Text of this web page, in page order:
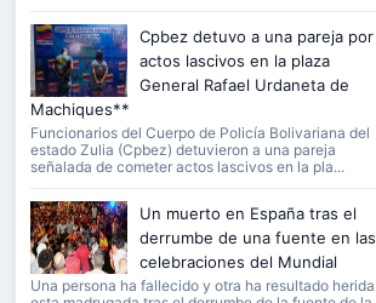
Cpbez detuvo a una pareja por
actos lascivos en la plaza
General Rafael Urdaneta de
Machiques**
Funcionarios del Cuerpo de Policía Bolivariana del
estado Zulia (Cpbez) detuvieron a una pareja
señalada de cometer actos lascivos en la pla...
Un muerto en España tras el
derrumbe de una fuente en las
celebraciones del Mundial
Una persona ha fallecido y otra ha resultado herida